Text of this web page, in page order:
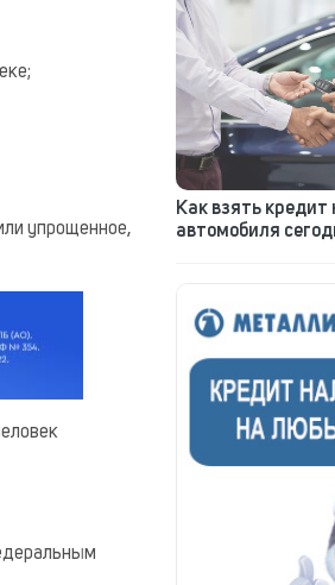
упрощенное,
Как взять кредит
автомобиля